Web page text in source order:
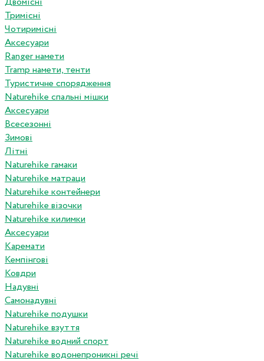
Тримісні
Чотиримісні
Аксесуари
Ranger намети
Tramp намети, тенти
Туристичне спорядження
Naturehike спальні мішки
Аксесуари
Всесезонні
Зимові
Літні
Naturehike гамаки
Naturehike матраци
Naturehike контейнери
Naturehike візочки
Naturehike килимки
Аксесуари
Каремати
Кемпінгові
Ковдри
Надувні
Самонадувні
Naturehike подушки
Naturehike взуття
Naturehike водний спорт
Naturehike водонепроникні речі